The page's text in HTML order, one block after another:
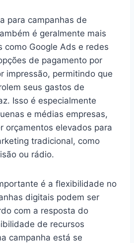
para campanhas de
é geralmente mais
como Google Ads e redes
de pagamento por
impressão, permitindo que
seus gastos de
Isso é especialmente
e médias empresas,
orçamentos elevados para
tradicional, como
ou rádio.
é a flexibilidade no
digitais podem ser
com a resposta do
de recursos
campanha está se